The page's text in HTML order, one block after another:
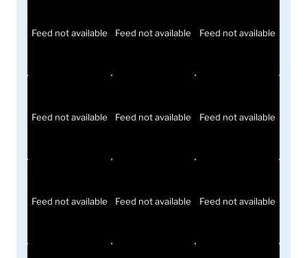
Feed not available Feed not available Feed not available
Feed not available Feed not available Feed not available
Feed not available Feed not available Feed not available